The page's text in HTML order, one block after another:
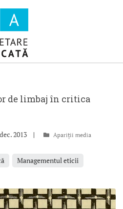
de limbaj în critica
2013 Apariții media
Managementul eticii